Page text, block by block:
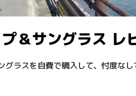
＆サングラス レ
グラスを自費で購入して、忖度なし